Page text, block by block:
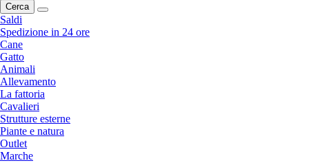
Cerca
Saldi
Spedizione in 24 ore
Cane
Gatto
Animali
Allevamento
La fattoria
Cavalieri
Strutture esterne
Piante e natura
Outlet
Marche